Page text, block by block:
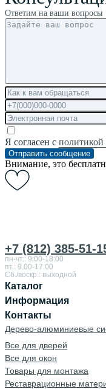
+7 (812) 385-51-
пн-чт.: 9:00-18:00
пт.: 9.00-17.00
Сб./воскр.: выходной
Каталог
Информация
Контакты
Дерево-алюминиевые
Все для дверей
Все для окон
Товары для монтажа
Реставрационные
Ответим на ваши вопросы
Я согласен с политикой
Отправить сообщение
Внимание, это